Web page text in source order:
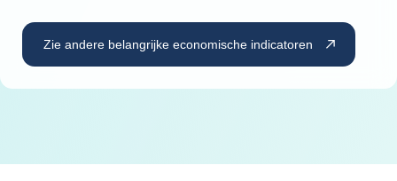
Zie andere belangrijke economische indicatoren